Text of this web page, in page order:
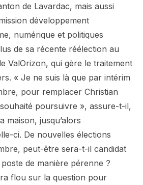
de Lavardac, mais aussi
développement
numérique et politiques
de sa récente réélection au
ValOrizon, qui gère le traitement
« Je ne suis là que par intérim
pour remplacer Christian
souhaité poursuivre », assure-t-il,
maison, jusqu’alors
ci. De nouvelles élections
peut-être sera-t-il candidat
de manière pérenne ?
flou sur la question pour